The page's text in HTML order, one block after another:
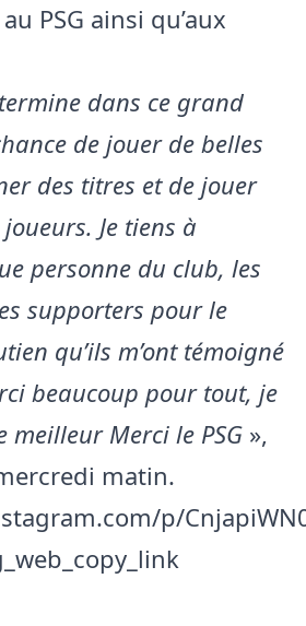
PSG ainsi qu’aux
dans ce grand
de jouer de belles
des titres et de jouer
Je tiens à
personne du club, les
supporters pour le
qu’ils m’ont témoigné
beaucoup pour tout, je
meilleur Merci le PSG »,
matin.
p/